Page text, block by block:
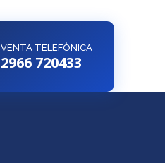
VENTA TELEFÒNICA
2966 720433